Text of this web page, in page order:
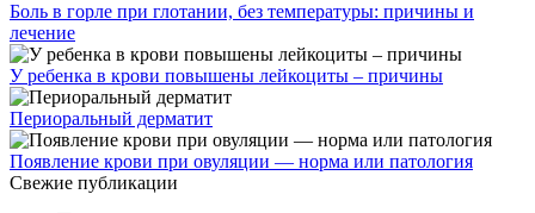
Боль в горле при глотании, без температуры: причины и
лечение
У ребенка в крови повышены лейкоциты – причины
Периоральный дерматит
Появление крови при овуляции — норма или патология
Свежие публикации